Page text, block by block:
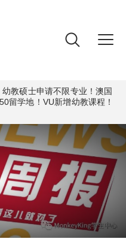
幼教硕士申请不限专业！澳国
留学地！VU新增幼教课程！